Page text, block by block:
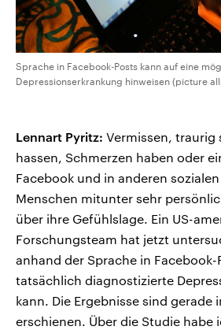
Sprache in Facebook-Posts kann auf eine
Depressionserkrankung hinweisen (picture
Lennart Pyritz: Vermissen, traurig
hassen, Schmerzen haben oder
Facebook und in anderen
Menschen mitunter sehr
über ihre Gefühlslage. Ein US-
Forschungsteam hat jetzt
anhand der Sprache in Facebook-
tatsächlich diagnostizierte
kann. Die Ergebnisse sind gerade
erschienen. Über die Studie habe